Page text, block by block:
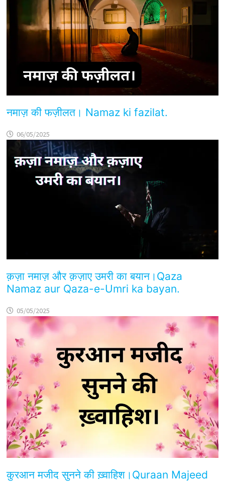
नमाज़ की फज़ीलत। Namaz ki fazilat.
06/05/2025
क़ज़ा नमाज़ और क़ज़ाए उमरी का बयान।Qaza
Namaz aur Qaza-e-Umri ka bayan.
05/05/2025
कुरआन मजीद सुनने की ख़्वाहिश।Quraan Majeed